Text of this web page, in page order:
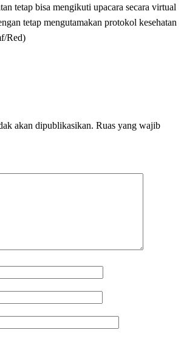
tetap bisa mengikuti upacara secara virtual
tetap mengutamakan protokol kesehatan
Red)
akan dipublikasikan. Ruas yang wajib